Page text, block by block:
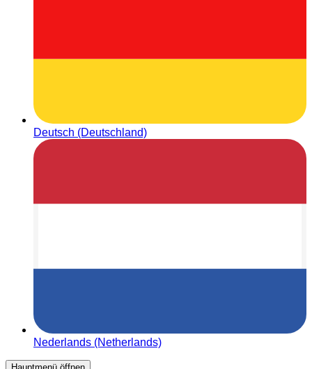
Deutsch (Deutschland)
Nederlands (Netherlands)